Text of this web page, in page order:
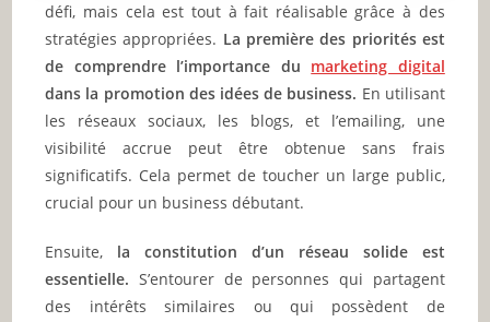
défi, mais cela est tout à fait réalisable grâce à des
stratégies appropriées. La première des priorités est
de comprendre l’importance du marketing digital
dans la promotion des idées de business. En utilisant
les réseaux sociaux, les blogs, et l’emailing, une
visibilité accrue peut être obtenue sans frais
significatifs. Cela permet de toucher un large public,
crucial pour un business débutant.
Ensuite, la constitution d’un réseau solide est
essentielle. S’entourer de personnes qui partagent
des intérêts similaires ou qui possèdent de